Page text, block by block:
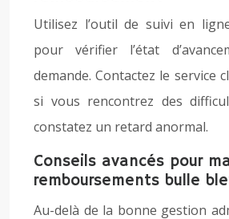
Utilisez l’outil de suivi en
pour vérifier l’état
demande. Contactez le service
si vous rencontrez des
constatez un retard anormal.
Conseils avancés pour
remboursements bulle
Au-delà de la bonne gestion